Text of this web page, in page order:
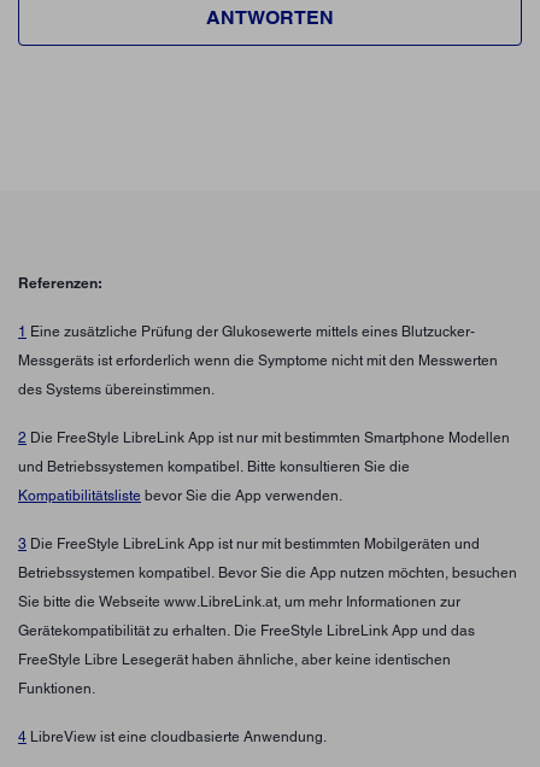
ANTWORTEN
Referenzen:
1 Eine zusätzliche Prüfung der Glukosewerte mittels eines Blutzucker-
Messgeräts ist erforderlich wenn die Symptome nicht mit den Messwerten
des Systems übereinstimmen.
2 Die FreeStyle LibreLink App ist nur mit bestimmten Smartphone Modellen
und Betriebssystemen kompatibel. Bitte konsultieren Sie die
Kompatibilitätsliste bevor Sie die App verwenden.
3 Die FreeStyle LibreLink App ist nur mit bestimmten Mobilgeräten und
Betriebssystemen kompatibel. Bevor Sie die App nutzen möchten, besuchen
Sie bitte die Webseite www.LibreLink.at, um mehr Informationen zur
Gerätekompatibilität zu erhalten. Die FreeStyle LibreLink App und das
FreeStyle Libre Lesegerät haben ähnliche, aber keine identischen
Funktionen.
4 LibreView ist eine cloudbasierte Anwendung.